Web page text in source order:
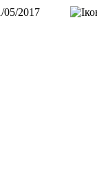
05/2017